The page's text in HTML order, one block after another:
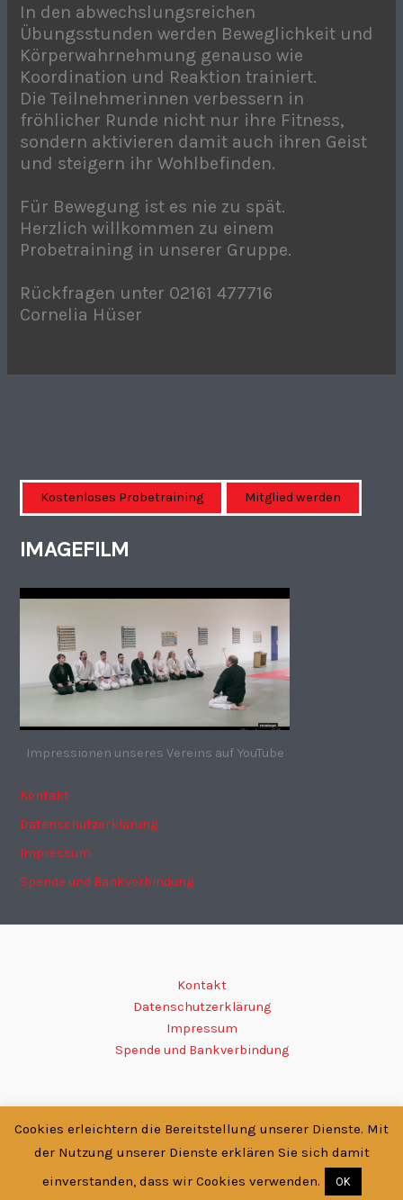
In den abwechslungsreichen
Übungsstunden werden Beweglichkeit und
Körperwahrnehmung genauso wie
Koordination und Reaktion trainiert.
Die Teilnehmerinnen verbessern in
fröhlicher Runde nicht nur ihre Fitness,
sondern aktivieren damit auch ihren Geist
und steigern ihr Wohlbefinden.
Für Bewegung ist es nie zu spät.
Herzlich willkommen zu einem
Probetraining in unserer Gruppe.
Rückfragen unter 02161 477716
Cornelia Hüser
Kostenloses Probetraining Mitglied werden
IMAGEFILM
Impressionen unseres Vereins auf YouTube
Kontakt
Datenschutzerklärung
Impressum
Spende und Bankverbindung
Kontakt
Datenschutzerklärung
Impressum
Spende und Bankverbindung
Copyright © 2026 SC-KODOKAN e.V. | Präsentiert vonAstra-
Cookies erleichtern die Bereitstellung unserer Dienste. Mit
der Nutzung unserer Dienste erklären Sie sich damit
einverstanden, dass wir Cookies verwenden.
OK